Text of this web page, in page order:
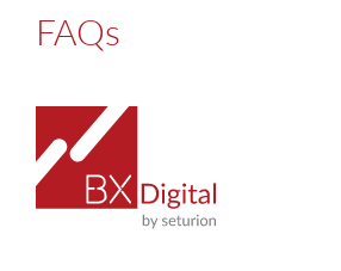
FAQs